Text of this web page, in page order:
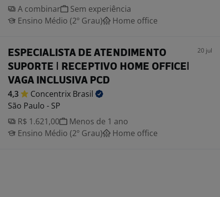
A combinar
Sem experiência
Ensino Médio (2º Grau)
Home office
ESPECIALISTA DE ATENDIMENTO
SUPORTE | RECEPTIVO HOME OFFICE|
VAGA INCLUSIVA PCD
20 jul
4,3 Concentrix Brasil
São Paulo - SP
R$ 1.621,00
Menos de 1 ano
Ensino Médio (2º Grau)
Home office